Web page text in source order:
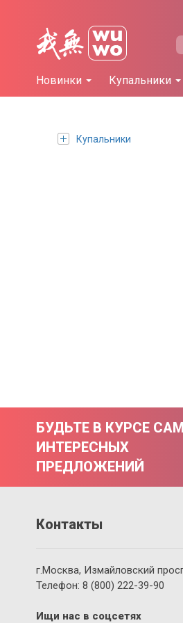
Новинки Купальники
Купальники
БУДЬТЕ В КУРСЕ
ИНТЕРЕСНЫХ
ПРЕДЛОЖЕНИЙ
Контакты
г.Москва, Измайловский
Телефон: 8 (800) 222-39-90
Ищи нас в соцсетях